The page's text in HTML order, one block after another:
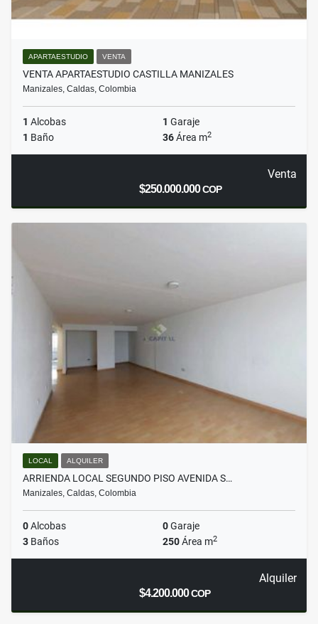
APARTAESTUDIO VENTA
VENTA APARTAESTUDIO CASTILLA MANIZALES
Manizales, Caldas, Colombia
1 Alcobas 1 Garaje
1 Baño 36Área m2
Venta
$250.000.000COP
LOCAL ALQUILER
ARRIENDA LOCAL SEGUNDO PISO AVENIDA S…
Manizales, Caldas, Colombia
0Alcobas 0Garaje
3 Baños 250Área m2
Alquiler
$4.200.000COP